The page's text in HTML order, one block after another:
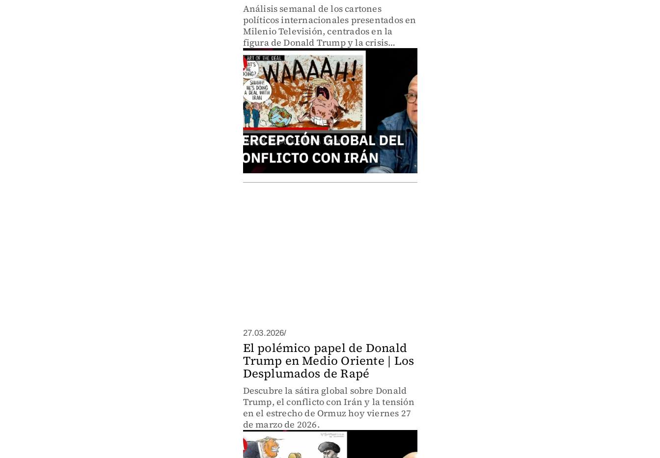
Análisis semanal de los cartones
políticos internacionales presentados en
Milenio Televisión, centrados en la
figura de Donald Trump y la crisis
diplomática con Irán en 2026.
27.03.2026/
El polémico papel de Donald
Trump en Medio Oriente | Los
Desplumados de Rapé
Descubre la sátira global sobre Donald
Trump, el conflicto con Irán y la tensión
en el estrecho de Ormuz hoy viernes 27
de marzo de 2026.